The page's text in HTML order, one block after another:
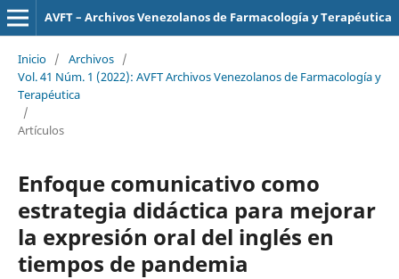
AVFT – Archivos Venezolanos de Farmacología y Terapéutica
Inicio / Archivos /
Vol. 41 Núm. 1 (2022): AVFT Archivos Venezolanos de Farmacología y
Terapéutica
/
Artículos
Enfoque comunicativo como
estrategia didáctica para mejorar
la expresión oral del inglés en
tiempos de pandemia